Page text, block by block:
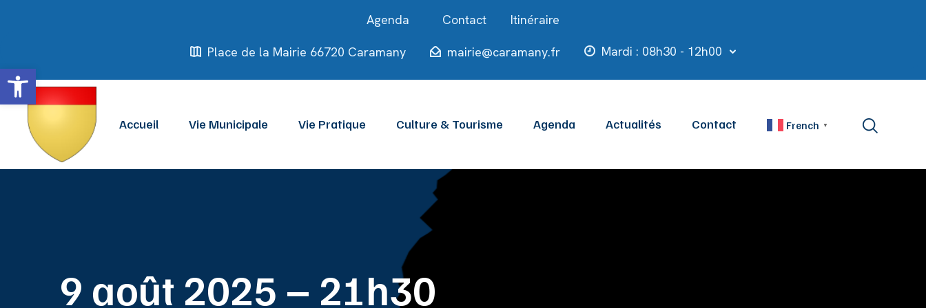
Ouvrir la barre d’outils
Contact Itinéraire
Place de la Mairie 66720 Caramany mairie@caramany.fr Mardi : 08h30 - 12h00
Accueil Vie Municipale Vie Pratique Culture & Tourisme Agenda Actualités Contact French ▼
9 août 2025 – 21h30